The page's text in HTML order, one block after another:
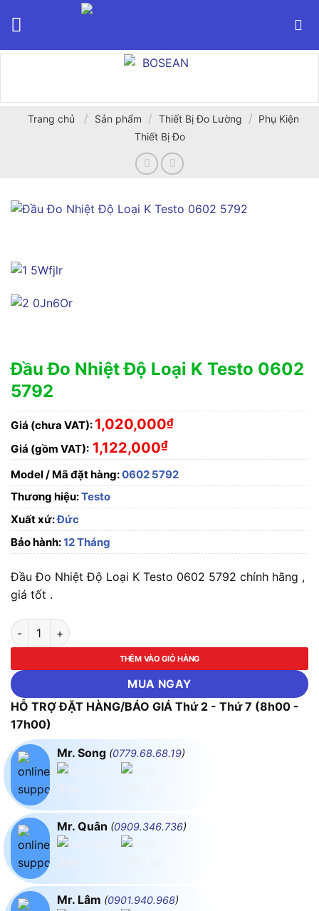
Trang chủ / Sản phẩm / Thiết Bị Đo Lường / Phụ Kiện
Thiết Bị Đo
Đầu Đo Nhiệt Độ Loại K Testo 0602
5792
Giá (chưa VAT): 1,020,000₫
Giá (gồm VAT): 1,122,000₫
Model / Mã đặt hàng:0602 5792
Thương hiệu:Testo
Xuất xứ:Đức
Bảo hành:12 Tháng
Đầu Đo Nhiệt Độ Loại K Testo 0602 5792 chính hãng ,
giá tốt .
Đầu Đo Nhiệt Độ Loại K Testo 0602 5792 số lượng
THÊM VÀO GIỎ HÀNG
MUA NGAY
HỖ TRỢ ĐẶT HÀNG/BÁO GIÁ Thứ 2 - Thứ 7 (8h00 -
17h00)
Mr. Song (0779.68.68.19)
Mr. Quân (0909.346.736)
Mr. Lâm (0901.940.968)